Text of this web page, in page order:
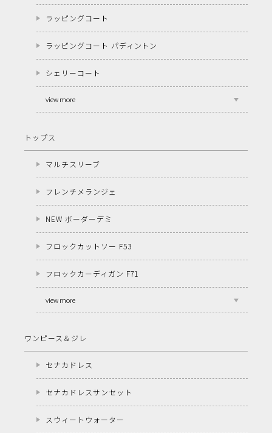
ラッピングコート
ラッピングコート パディントン
シェリーコート
view more
トップス
マルチスリーブ
フレンチメランジェ
NEW ボーダーデミ
フロックカットソー F53
フロックカーディガン F71
view more
ワンピース＆ジレ
セナカドレス
セナカドレスサンセット
スウィートウォーター